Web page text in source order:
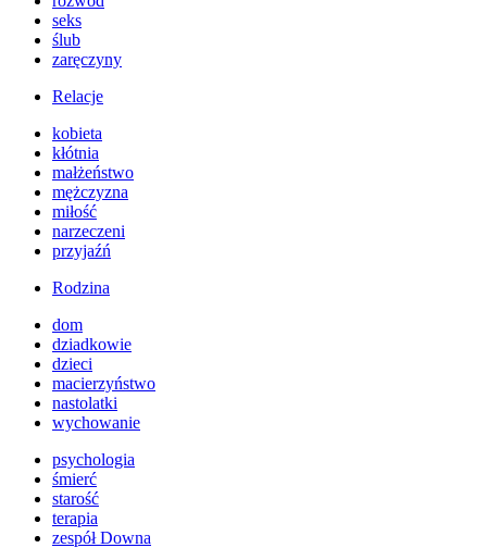
seks
ślub
zaręczyny
Relacje
kobieta
kłótnia
małżeństwo
mężczyzna
miłość
narzeczeni
przyjaźń
Rodzina
dom
dziadkowie
dzieci
macierzyństwo
nastolatki
wychowanie
psychologia
śmierć
starość
terapia
zespół Downa